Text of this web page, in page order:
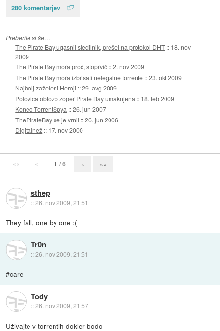
280 komentarjev
Preberite si še…
The Pirate Bay ugasnil sledilnik, prešel na protokol DHT :: 18. nov
2009
The Pirate Bay mora proč, stoprvič ::2. nov 2009
The Pirate Bay mora izbrisati nelegalne torrente ::23. okt 2009
Najbolj zaželeni Heroji ::29. avg 2009
Polovica obtožb zoper Pirate Bay umaknjena :: 18. feb 2009
Konec TorrentSpya ::26. jun 2007
ThePirateBay se je vrnil ::26. jun 2006
Digitalnež :: 17. nov 2000
«« « 1 / 6 » »»
sthep
::26. nov 2009, 21:51
They fall, one by one :(
Tr0n
::26. nov 2009, 21:51
#care
Tody
::26. nov 2009, 21:57
Uživajte v torrentih dokler bodo